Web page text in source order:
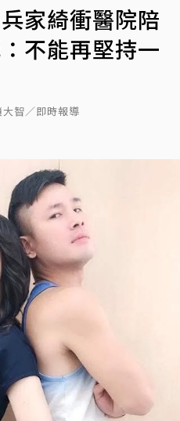
家綺衝醫院陪
不能再堅持一
智／即時報導